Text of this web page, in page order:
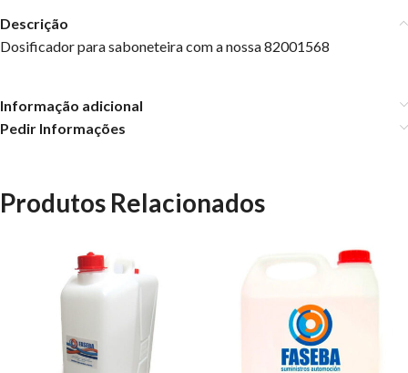
Descrição
Dosificador para saboneteira com a nossa 82001568
Informação adicional
Pedir Informações
Produtos Relacionados